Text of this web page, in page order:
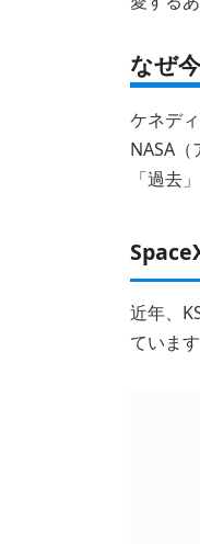
なぜ
ケネデ
NASA
「過去
近年、
ています